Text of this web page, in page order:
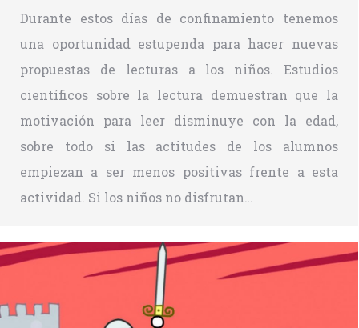
Durante estos días de confinamiento tenemos
una oportunidad estupenda para hacer nuevas
propuestas de lecturas a los niños. Estudios
científicos sobre la lectura demuestran que la
motivación para leer disminuye con la edad,
sobre todo si las actitudes de los alumnos
empiezan a ser menos positivas frente a esta
actividad. Si los niños no disfrutan…